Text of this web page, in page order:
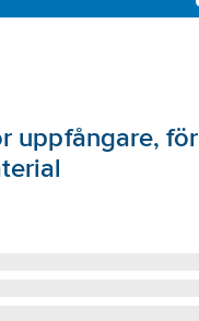
uppfångare, för